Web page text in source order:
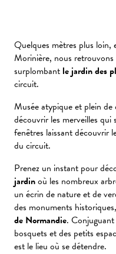
Quelques mètres plus
Morinière, nous retrouvons
surplombant le jardin des
circuit.
Musée atypique et plein
découvrir les merveilles qui
fenêtres laissant découvrir
du circuit.
Prenez un instant pour
jardinoù les nombreux
un écrin de nature et de
des monuments
de Normandie.
bosquets et des petits
est le lieu où se détendre.